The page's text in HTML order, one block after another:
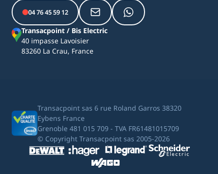
04 76 45 59 12
Transacpoint / Bis Electric
40 impasse Lavoisier
83260 La Crau, France
Transacpoint sas 6 rue Roland Garros 38320
Eybens France
Grenoble 481 015 709 - TVA FR61481015709
© Copyright Transacpoint sas 2005-2026